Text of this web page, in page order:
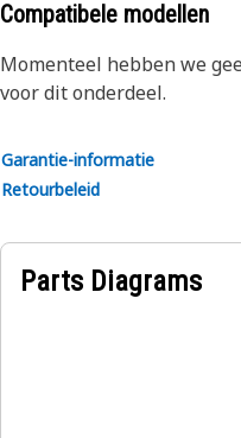
Compatibele modellen
Momenteel hebben we
voor dit onderdeel.
Garantie-informatie
Retourbeleid
Parts Diagrams